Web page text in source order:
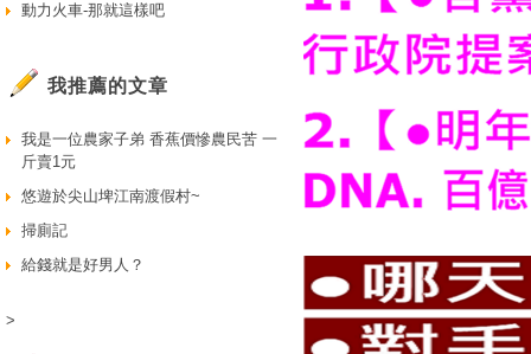
動力火車-那就這樣吧
我推薦的文章
我是一位農家子弟 香蕉價慘農民苦 一
斤賣1元
悠遊於尖山埤江南渡假村~
掃廁記
給錢就是好男人？
>